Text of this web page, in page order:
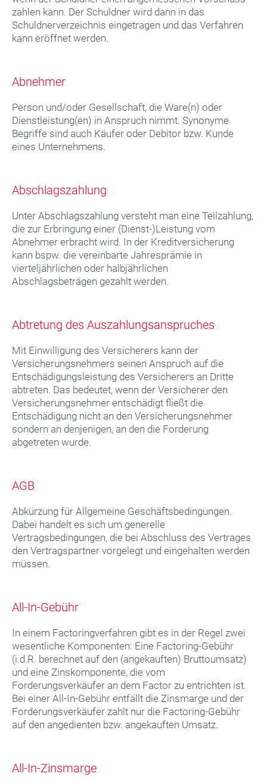
zahlen kann. Der Schuldner wird dann in das
Schuldnerverzeichnis eingetragen und das Verfahren
kann eröffnet werden.
Abnehmer
Person und/oder Gesellschaft, die Ware(n) oder
Dienstleistung(en) in Anspruch nimmt. Synonyme
Begriffe sind auch Käufer oder Debitor bzw. Kunde
eines Unternehmens.
Abschlagszahlung
Unter Abschlagszahlung versteht man eine Teilzahlung,
die zur Erbringung einer (Dienst-)Leistung vom
Abnehmer erbracht wird. In der Kreditversicherung
kann bspw. die vereinbarte Jahresprämie in
vierteljährlichen oder halbjährlichen
Abschlagsbeträgen gezahlt werden.
Abtretung des Auszahlungsanspruches
Mit Einwilligung des Versicherers kann der
Versicherungsnehmers seinen Anspruch auf die
Entschädigungsleistung des Versicherers an Dritte
abtreten. Das bedeutet, wenn der Versicherer den
Versicherungsnehmer entschädigt fließt die
Entschädigung nicht an den Versicherungsnehmer
sondern an denjenigen, an den die Forderung
abgetreten wurde.
AGB
Abkürzung für Allgemeine Geschäftsbedingungen.
Dabei handelt es sich um generelle
Vertragsbedingungen, die bei Abschluss des Vertrages
den Vertragspartner vorgelegt und eingehalten werden
müssen.
All-In-Gebühr
In einem Factoringverfahren gibt es in der Regel zwei
wesentliche Komponenten: Eine Factoring-Gebühr
(i.d.R. berechnet auf den (angekauften) Bruttoumsatz)
und eine Zinskomponente, die vom
Forderungsverkäufer an dem Factor zu entrichten ist.
Bei einer All-In-Gebühr entfällt die Zinsmarge und der
Forderungsverkäufer zahlt nur die Factoring-Gebühr
auf den angedienten bzw. angekauften Umsatz.
All-In-Zinsmarge